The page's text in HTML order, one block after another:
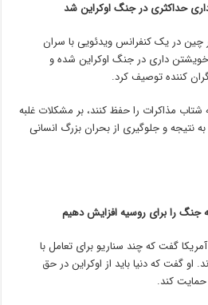
در یک کنفرانس ویدئویی با سران
خویشتن داری در جنگ اوکراین شده و
کننده توصیف کرد.
مذاکرات را حفظ کنند، بر مشکلات غلبه
نتیجه و جلوگیری از بحران بزرگ انسانی
گفت که چند سناریو برای تعامل با
او گفت که دنیا باید از اوکراین در حق
کند.